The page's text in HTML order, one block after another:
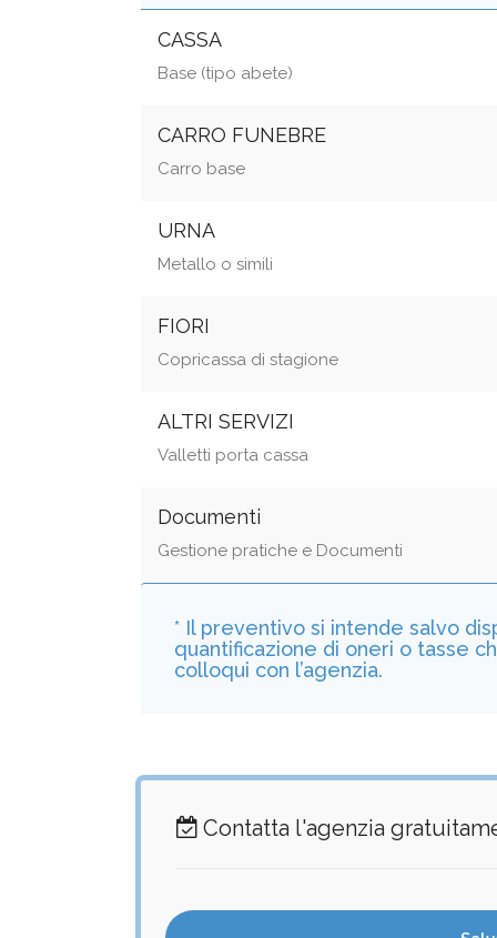
CASSA
Base (tipo abete)
CARRO FUNEBRE
Carro base
URNA
Metallo o simili
FIORI
Copricassa di stagione
ALTRI SERVIZI
Valletti porta cassa
Documenti
Gestione pratiche e Documenti
* Il preventivo si intende salvo
quantificazione di oneri o tasse
colloqui con l’agenzia.
Contatta l'agenzia